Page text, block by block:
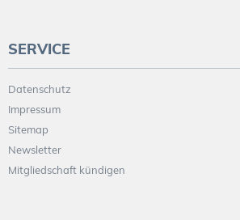
SERVICE
Datenschutz
Impressum
Sitemap
Newsletter
Mitgliedschaft kündigen